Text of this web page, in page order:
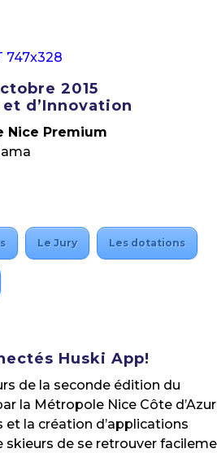
2015
d’Innovation
Nice Premium
Le Jury Les dotations
Huski App!
de la seconde édition du
la Métropole Nice Côte
la création d’applications
skieurs de se retrouver